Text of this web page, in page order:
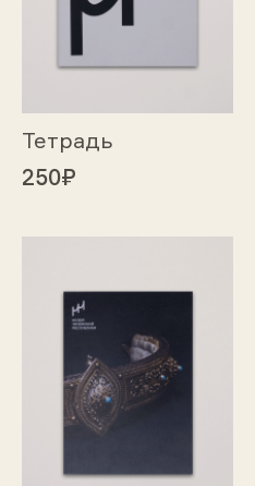
Тетрадь
250₽